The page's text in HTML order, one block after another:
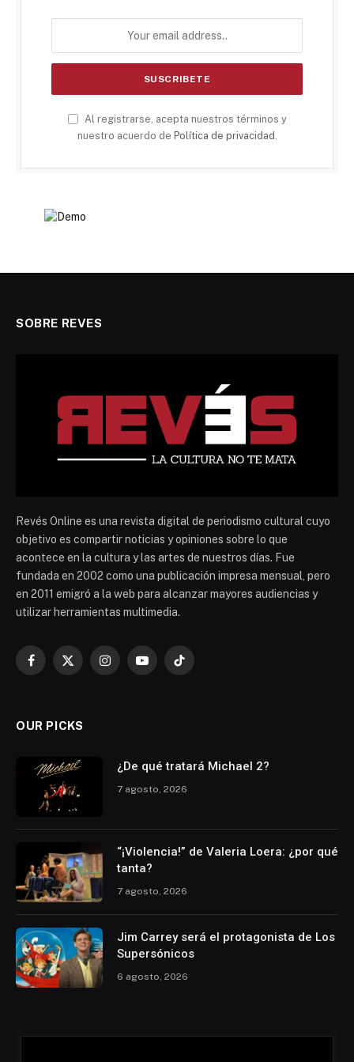
Al registrarse, acepta nuestros términos y
nuestro acuerdo de Política de privacidad
SOBRE REVES
Revés Online es una revista digital de periodismo cultural cuyo
objetivo es compartir noticias y opiniones sobre lo que
acontece en la cultura y las artes de nuestros días. Fue
fundada en 2002 como una publicación impresa mensual, pero
en 2011 emigró a la web para alcanzar mayores audiencias y
utilizar herramientas multimedia.
Facebook
X
InstagramYouTubeTikTok
OUR PICKS
¿De qué tratará Michael 2?
7 agosto, 2026
“¡Violencia!” de Valeria Loera: ¿por qué
tanta?
7 agosto, 2026
Jim Carrey será el protagonista de Los
Supersónicos
6 agosto, 2026